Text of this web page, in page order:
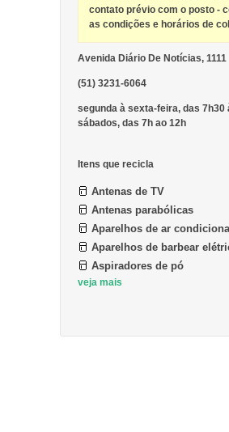
contato prévio com o posto -
as condições e horários de
Avenida Diário De Notícias, 1111
(51) 3231-6064
segunda à sexta-feira, das 7h30
sábados, das 7h ao 12h
Itens que recicla
Antenas de TV
Antenas parabólicas
Aparelhos de ar
Aparelhos de barbear
Aspiradores de pó
veja mais